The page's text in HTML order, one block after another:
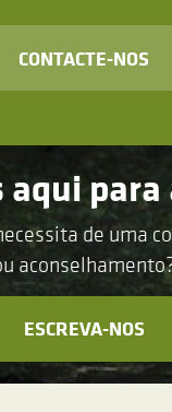
CONTACTE-NOS
aqui
de uma
ESCREVA-NOS